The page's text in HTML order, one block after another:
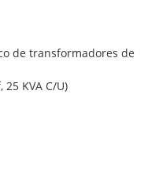
de transformadores de
KVA C/U)